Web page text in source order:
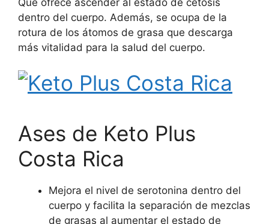
dentro del cuerpo. Además, se ocupa de la
rotura de los átomos de grasa que descarga
más vitalidad para la salud del cuerpo.
Ases de Keto Plus
Costa Rica
Mejora el nivel de serotonina dentro del
cuerpo y facilita la separación de mezclas
de grasas al aumentar el estado de